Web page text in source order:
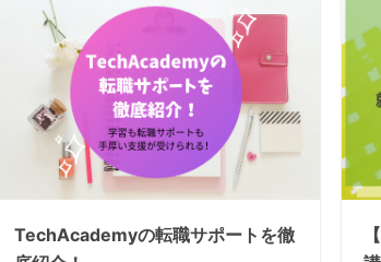
TechAcademyの転職サポートを徹